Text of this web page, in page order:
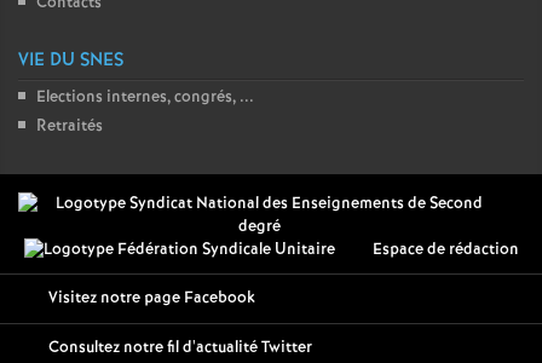
VIE DU SNES
Elections internes, congrés, ...
Retraités
Espace de rédaction
Visitez notre page Facebook
Consultez notre fil d'actualité Twitter